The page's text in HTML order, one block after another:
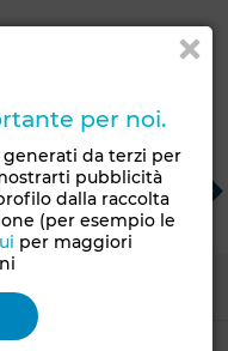
immobiliari
Agency
per noi.
da terzi per
pubblicità
dalla raccolta
(per esempio le
per maggiori